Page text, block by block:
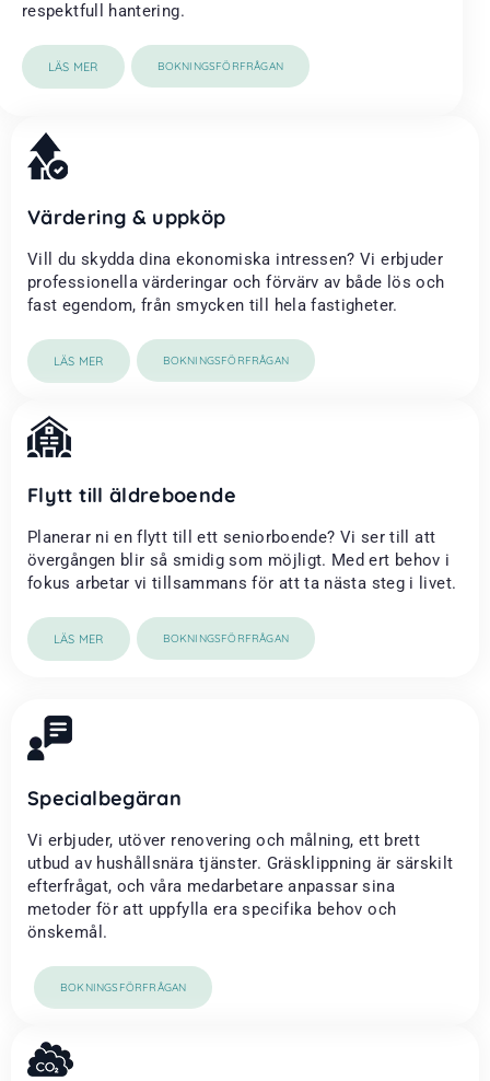
respektfull hantering.
LÄS MER BOKNINGSFÖRFRÅGAN
Värdering & uppköp
Vill du skydda dina ekonomiska intressen? Vi erbjuder
professionella värderingar och förvärv av både lös och
fast egendom, från smycken till hela fastigheter.
LÄS MER BOKNINGSFÖRFRÅGAN
Flytt till äldreboende
Planerar ni en flytt till ett seniorboende? Vi ser till att
övergången blir så smidig som möjligt. Med ert behov i
fokus arbetar vi tillsammans för att ta nästa steg i livet.
LÄS MER BOKNINGSFÖRFRÅGAN
Specialbegäran
Vi erbjuder, utöver renovering och målning, ett brett
utbud av hushållsnära tjänster. Gräsklippning är särskilt
efterfrågat, och våra medarbetare anpassar sina
metoder för att uppfylla era specifika behov och
önskemål.
BOKNINGSFÖRFRÅGAN